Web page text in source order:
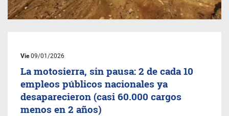
Vie09/01/2026
La motosierra, sin pausa: 2 de cada 10
empleos públicos nacionales ya
desaparecieron (casi 60.000 cargos
menos en 2 años)